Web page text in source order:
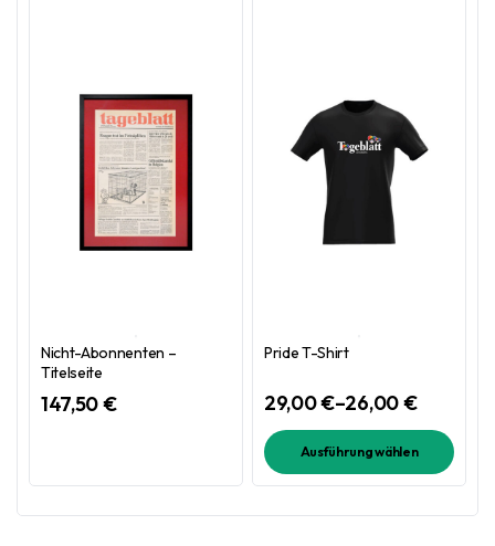
Nicht-Abonnenten –
Titelseite
147,50€
Pride T-Shirt
26,00€
–
29,00€
26,00 €
bis
29,00 €
Ausführung wählen
Dieses
Produkt
mehrere